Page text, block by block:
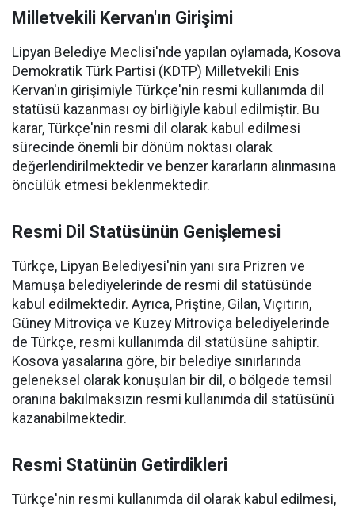
Milletvekili Kervan'ın Girişimi
Lipyan Belediye Meclisi'nde yapılan oylamada, Kosova
Demokratik Türk Partisi (KDTP) Milletvekili Enis
Kervan'ın girişimiyle Türkçe'nin resmi kullanımda dil
statüsü kazanması oy birliğiyle kabul edilmiştir. Bu
karar, Türkçe'nin resmi dil olarak kabul edilmesi
sürecinde önemli bir dönüm noktası olarak
değerlendirilmektedir ve benzer kararların alınmasına
öncülük etmesi beklenmektedir.
Resmi Dil Statüsünün Genişlemesi
Türkçe, Lipyan Belediyesi'nin yanı sıra Prizren ve
Mamuşa belediyelerinde de resmi dil statüsünde
kabul edilmektedir. Ayrıca, Priştine, Gilan, Vıçıtırın,
Güney Mitroviça ve Kuzey Mitroviça belediyelerinde
de Türkçe, resmi kullanımda dil statüsüne sahiptir.
Kosova yasalarına göre, bir belediye sınırlarında
geleneksel olarak konuşulan bir dil, o bölgede temsil
oranına bakılmaksızın resmi kullanımda dil statüsünü
kazanabilmektedir.
Resmi Statünün Getirdikleri
Türkçe'nin resmi kullanımda dil olarak kabul edilmesi,